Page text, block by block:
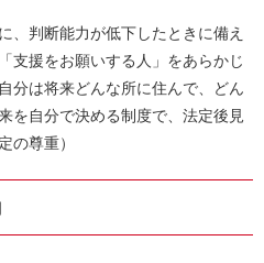
判断能力が低下したときに備え
支援をお願いする人」をあらかじ
分は将来どんな所に住んで、どん
を自分で決める制度で、法定後見
の尊重）